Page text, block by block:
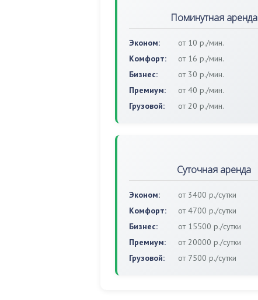
Поминутная аренда
Эконом:
от 10 р./мин.
Комфорт:
от 16 р./мин.
Бизнес:
от 30 р./мин.
Премиум:
от 40 р./мин.
Грузовой:
от 20 р./мин.
Суточная аренда
Эконом:
от 3400 р./сутки
Комфорт:
от 4700 р./сутки
Бизнес:
от 15500 р./сутки
Премиум:
от 20000 р./сутки
Грузовой:
от 7500 р./сутки